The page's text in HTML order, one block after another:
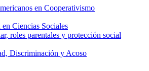
en Cooperativismo
Ciencias Sociales
roles parentales y protección social
Discriminación y Acoso